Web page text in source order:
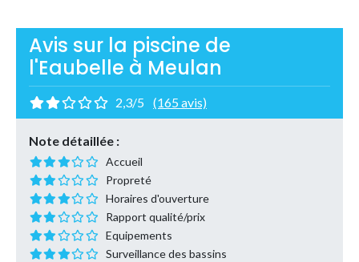
Avis sur la piscine de
l'Eaubelle à Meulan
2,3/5 (165 avis)
Note détaillée :
Accueil
Propreté
Horaires d'ouverture
Rapport qualité/prix
Equipements
Surveillance des bassins